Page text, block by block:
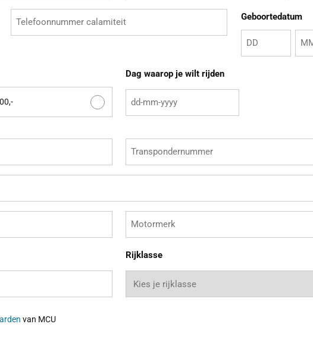
Telefoonnummer
Geboortedatum
Dag waarop je wilt rijden
Transpondernummer
Motormerk
Rijklasse
van MCU